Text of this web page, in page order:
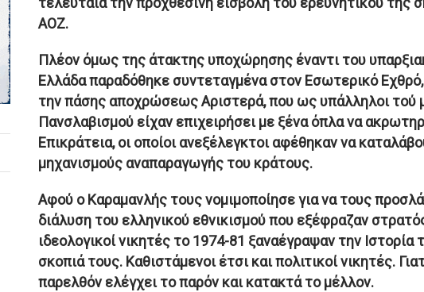
ΑΟΖ.
Πλέον όμως της άτακτης υποχώρησης έναντι του
Ελλάδα παραδόθηκε συντεταγμένα στον Εσωτερικό
την πάσης αποχρώσεως Αριστερά, που ως υπάλληλοι τού
Πανσλαβισμού είχαν επιχειρήσει με ξένα όπλα να
Επικράτεια, οι οποίοι ανεξέλεγκτοι αφέθηκαν να
μηχανισμούς αναπαραγωγής του κράτους.
Αφού ο Καραμανλής τους νομιμοποίησε για να τους
διάλυση του ελληνικού εθνικισμού που εξέφραζαν
ιδεολογικοί νικητές το 1974-81 ξαναέγραψαν την
σκοπιά τους. Καθιστάμενοι έτσι και πολιτικοί νικητές.
παρελθόν ελέγχει το παρόν και κατακτά το μέλλον.